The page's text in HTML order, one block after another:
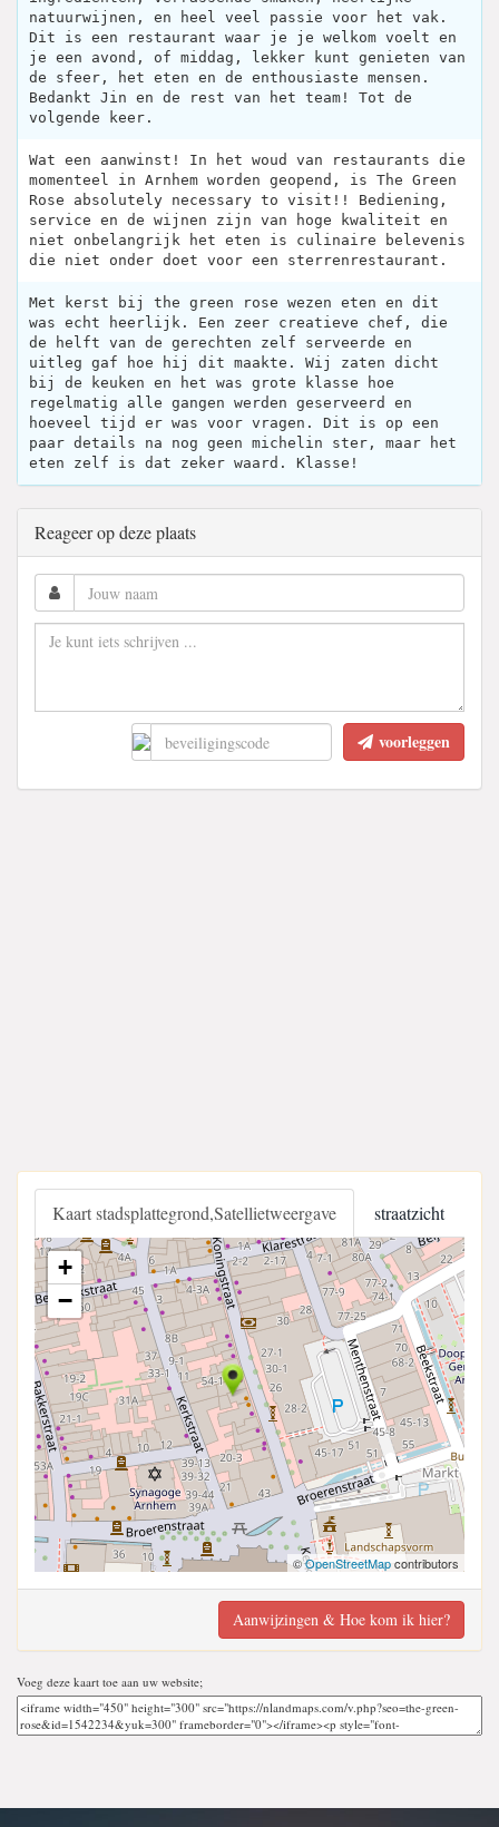
natuurwijnen, en heel veel passie voor het vak.
Dit is een restaurant waar je je welkom voelt en
je een avond, of middag, lekker kunt genieten van
de sfeer, het eten en de enthousiaste mensen.
Bedankt Jin en de rest van het team! Tot de
volgende keer.
Wat een aanwinst! In het woud van restaurants die
momenteel in Arnhem worden geopend, is The Green
Rose absolutely necessary to visit!! Bediening,
service en de wijnen zijn van hoge kwaliteit en
niet onbelangrijk het eten is culinaire belevenis
die niet onder doet voor een sterrenrestaurant.
Met kerst bij the green rose wezen eten en dit
was echt heerlijk. Een zeer creatieve chef, die
de helft van de gerechten zelf serveerde en
uitleg gaf hoe hij dit maakte. Wij zaten dicht
bij de keuken en het was grote klasse hoe
regelmatig alle gangen werden geserveerd en
hoeveel tijd er was voor vragen. Dit is op een
paar details na nog geen michelin ster, maar het
eten zelf is dat zeker waard. Klasse!
Reageer op deze plaats
voorleggen
Kaart stadsplattegrond,Satellietweergave straatzicht
+
−
©OpenStreetMapcontributors
Aanwijzingen & Hoe kom ik hier?
Voeg deze kaart toe aan uw website;